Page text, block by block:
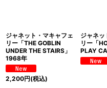
ジャネット・マキャフェ
リー「THE GOBLIN
UNDER THE STAIRS」
1968年
2,200円(税込)
ジャネッ
リー「
PLAY